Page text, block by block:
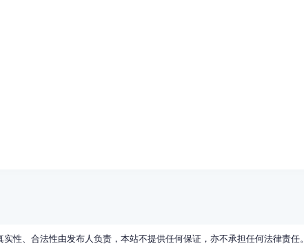
性、合法性由发布人负责，本站不提供任何保证，亦不承担任何法律责任。